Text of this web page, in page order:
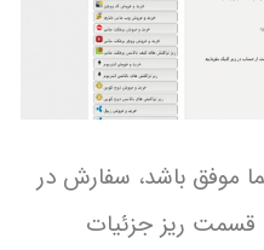
موفق باشد، سفارش در
قسمت ریز جزئیات